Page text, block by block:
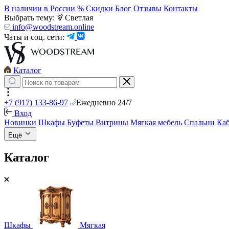
В наличии в России % Скидки Блог Отзывы Контакты
Выбрать тему:
Светлая
info@woodstream.online
Чаты и соц. сети:
Каталог
+7 (917) 133-86-97
Ежедневно 24/7
Вход
Новинки Шкафы Буфеты Витрины Мягкая мебель Спальни
Ещё
Каталог
Шкафы Мягкая